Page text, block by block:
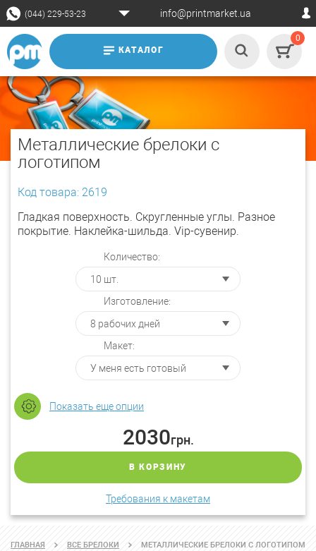
(044) 229-53-23 info@printmarket.ua
КАТАЛОГ
0
Металлические брелоки с
логотипом
Код товара: 2619
Гладкая поверхность. Cкругленные углы. Разное
покрытие. Наклейка-шильда. Vip-сувенир.
Количество:
Изготовление:
Макет:
Показать еще опции
2030грн.
В КОРЗИНУ
Требования к макетам
ГЛАВНАЯ ВСЕ БРЕЛОКИ МЕТАЛЛИЧЕСКИЕ БРЕЛОКИ С ЛОГОТИПОМ